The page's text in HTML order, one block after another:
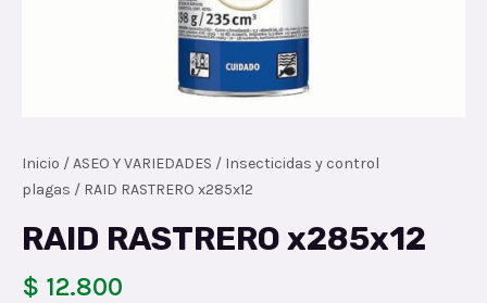
Inicio /ASEO Y VARIEDADES / Insecticidas y control
plagas / RAID RASTRERO x285x12
RAID RASTRERO x285x12
$ 12.800